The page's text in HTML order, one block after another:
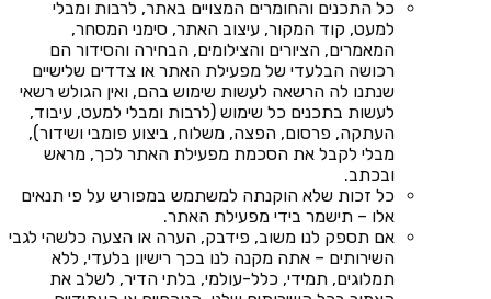
כל התכנים והחומרים המצויים באתר, לרבות ומבלי
למעט, קוד המקור, עיצוב האתר, סימני המסחר,
המאמרים, הציורים והצילומים, הבחירה והסידור הם
רכושה הבלעדי של מפעילת האתר או צדדים שלישיים
שנתנו לה הרשאה לעשות שימוש בהם, ואין הגולש רשאי
לעשות בתכנים כל שימוש (לרבות ומבלי למעט, עיבוד,
העתקה, פרסום, הפצה, משלוח, ביצוע פומבי ושידור),
מבלי לקבל את הסכמת מפעילת האתר לכך, מראש
ובכתב.
כל זכות שלא הוקנתה למשתמש במפורש על פי תנאים
אלו – תישמר בידי מפעילת האתר.
אם תספק לנו משוב, פידבק, הערה או הצעה כלשהי לגבי
השירותים – אתה מקנה לנו בכך רישיון בלעדי, ללא
תמלוגים, תמידי, כלל-עולמי, בלתי הדיר, לשלב את